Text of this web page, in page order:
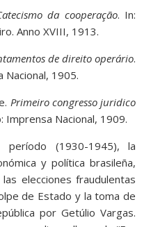
da cooperação. In:
Anno XVIII, 1913.
de direito operário.
Nacional, 1905.
Primeiro congresso juridico
Imprensa Nacional, 1909.
período (1930-1945), la
y política brasileña,
elecciones fraudulentas
de Estado y la toma de
por Getúlio Vargas.